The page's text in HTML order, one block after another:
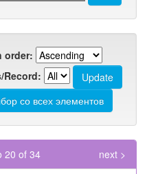
order:
Record:
20 of 34
next >